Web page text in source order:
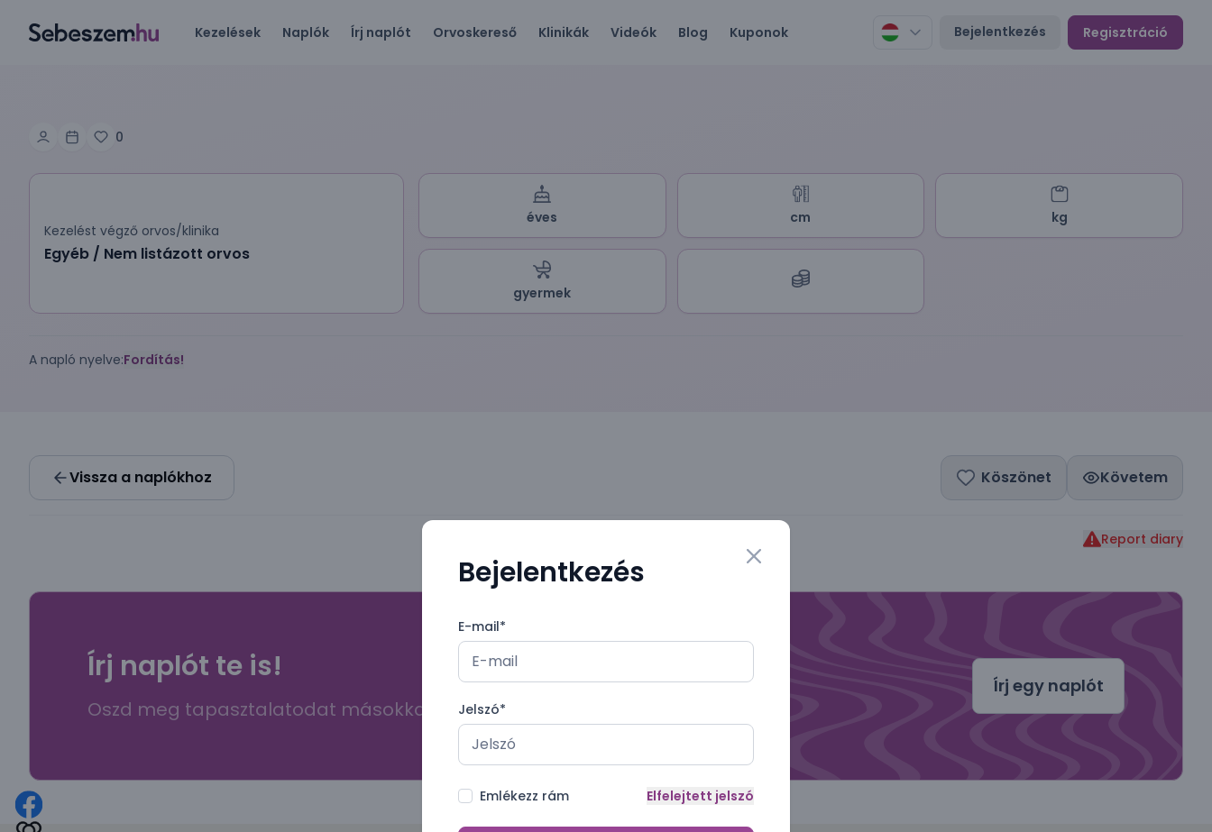
Bejelentkezés Regisztráció
Kezelések Naplók Írj naplót Orvoskereső Klinikák Videók Blog Kuponok
0
Kezelést végző orvos/klinika
Egyéb / Nem listázott orvos
éves cm kg
gyermek
A napló nyelve:Fordítás!
Vissza a naplókhoz Köszönet Követem
Report diary
Írj naplót te is!
Oszd meg tapasztalatodat másokkal
Írj egy naplót
Bejelentkezés Close modal
E-mail*
Jelszó*
Emlékezz rám Elfelejtett jelszó